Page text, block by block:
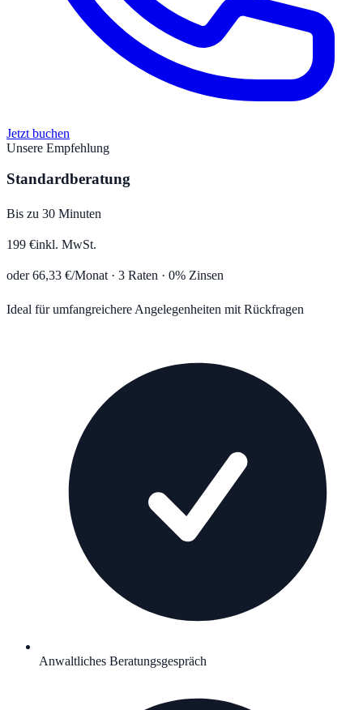
Jetzt buchen
Unsere Empfehlung
Standardberatung
Bis zu 30 Minuten
199 €inkl. MwSt.
oder66,33 €/Monat · 3 Raten · 0% Zinsen
Ideal für umfangreichere Angelegenheiten mit Rückfragen
Anwaltliches Beratungsgespräch